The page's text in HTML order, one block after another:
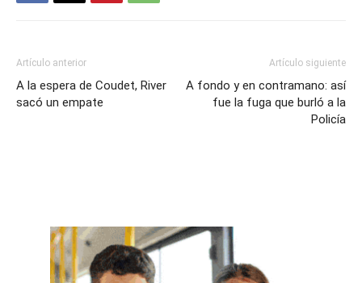
Artículo anterior
A la espera de Coudet, River
sacó un empate
Artículo siguiente
A fondo y en contramano: así
fue la fuga que burló a la
Policía